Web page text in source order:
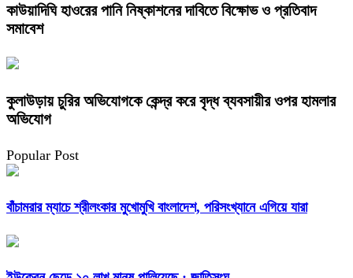
কাউয়াদিঘি হাওরের পানি নিষ্কাশনের দাবিতে বিক্ষোভ ও প্রতিবাদ
সমাবেশ
কুলাউড়ায় চুরির অভিযোগকে কেন্দ্র করে বৃদ্ধ ব্যবসায়ীর ওপর হামলার
অভিযোগ
Popular Post
বাঁচামরার ম্যাচে শ্রীলংকার মুখোমুখি বাংলাদেশ, পরিসংখ্যানে এগিয়ে যারা